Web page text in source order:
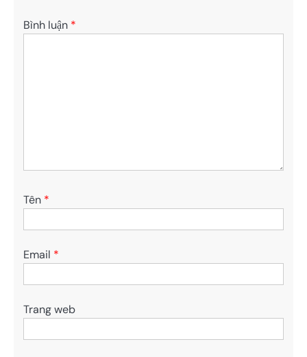
Bình luận *
Tên *
Email *
Trang web